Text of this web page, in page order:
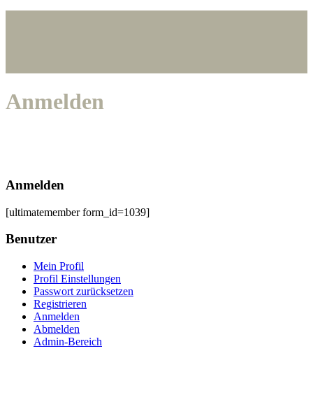
Anmelden
Anmelden
[ultimatemember form_id=1039]
Benutzer
Mein Profil
Profil Einstellungen
Passwort zurücksetzen
Registrieren
Anmelden
Abmelden
Admin-Bereich